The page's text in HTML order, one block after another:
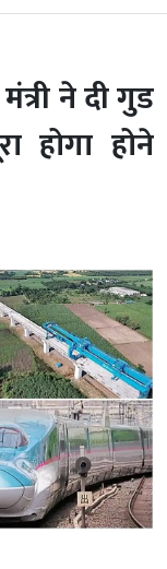
ने दी गुड
होगा होने